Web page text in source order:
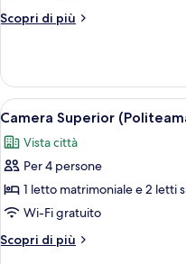
Scopri di più
Altri
Superior
(Massimo)
Apri
tutte
le
foto
per
Camera
Superior
(Politeama)
5
Camera Superior
Vista città
Per 4 persone
1 letto matrimoniale e 2 letti
Wi-Fi gratuito
Scopri di più
Altri